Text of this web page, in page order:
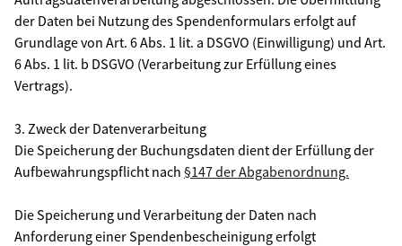
der Daten bei Nutzung des Spendenformulars erfolgt auf
Grundlage von Art. 6 Abs. 1 lit. a DSGVO (Einwilligung) und Art.
6 Abs. 1 lit. b DSGVO (Verarbeitung zur Erfüllung eines
Vertrags).
3. Zweck der Datenverarbeitung
Die Speicherung der Buchungsdaten dient der Erfüllung der
Aufbewahrungspflicht nach §147 der Abgabenordnung.
Die Speicherung und Verarbeitung der Daten nach
Anforderung einer Spendenbescheinigung erfolgt